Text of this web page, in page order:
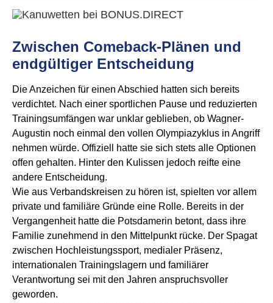
Zwischen Comeback-Plänen und
endgültiger Entscheidung
Die Anzeichen für einen Abschied hatten sich bereits
verdichtet. Nach einer sportlichen Pause und reduzierten
Trainingsumfängen war unklar geblieben, ob Wagner-
Augustin noch einmal den vollen Olympiazyklus in Angriff
nehmen würde. Offiziell hatte sie sich stets alle Optionen
offen gehalten. Hinter den Kulissen jedoch reifte eine
andere Entscheidung.
Wie aus Verbandskreisen zu hören ist, spielten vor allem
private und familiäre Gründe eine Rolle. Bereits in der
Vergangenheit hatte die Potsdamerin betont, dass ihre
Familie zunehmend in den Mittelpunkt rücke. Der Spagat
zwischen Hochleistungssport, medialer Präsenz,
internationalen Trainingslagern und familiärer
Verantwortung sei mit den Jahren anspruchsvoller
geworden.